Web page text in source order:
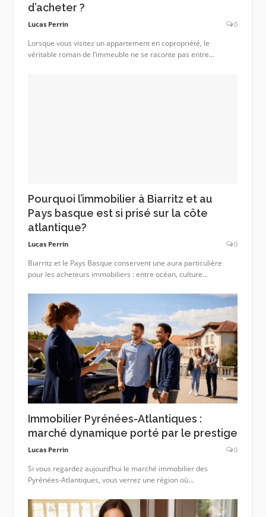
d’acheter ?
Lucas Perrin 0
Lorsque vous visitez un appartement en copropriété, le
véritable roman de l’immeuble ne se raconte pas entre...
Pourquoi l’immobilier à Biarritz et au
Pays basque est si prisé sur la côte
atlantique?
Lucas Perrin 0
Biarritz et le Pays Basque conservent une aura particulière
pour les acheteurs immobiliers : entre océan, culture...
Immobilier Pyrénées-Atlantiques :
marché dynamique porté par le prestige
Lucas Perrin 0
Si vous regardez aujourd’hui le marché immobilier des
Pyrénées-Atlantiques, vous verrez une région où...